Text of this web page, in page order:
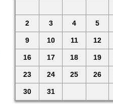
2 3 4 5
9 10 11 12
16 17 18 19
23 24 25 26
30 31